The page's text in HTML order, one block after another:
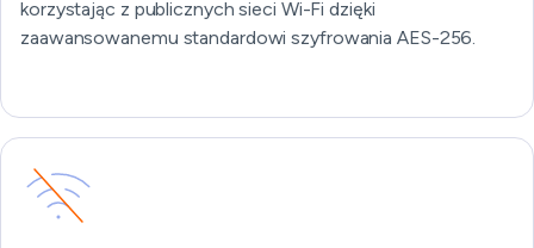
korzystając z publicznych sieci Wi-Fi dzięki
zaawansowanemu standardowi szyfrowania AES-256.